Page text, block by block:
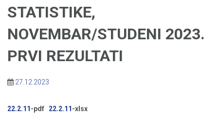
STATISTIKE,
NOVEMBAR/STUDENI 2023.
PRVI REZULTATI
27.12.2023
22.2.11-pdf 22.2.11-xlsx